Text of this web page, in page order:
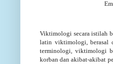
Viktimologi secara istilah
latin viktimologi, berasal
terminologi, viktimologi
korban dan akibat-akibat